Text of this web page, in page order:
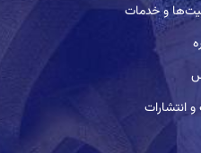
و خدمات
و انتشارات